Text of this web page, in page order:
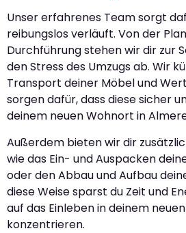
Unser erfahrenes Team sorgt
reibungslos verläuft. Von der
Durchführung stehen wir dir zur
den Stress des Umzugs ab. Wir
Transport deiner Möbel und
sorgen dafür, dass diese sicher
deinem neuen Wohnort in
Außerdem bieten wir dir
wie das Ein- und Auspacken
oder den Abbau und Aufbau
diese Weise sparst du Zeit und
auf das Einleben in deinem
konzentrieren.